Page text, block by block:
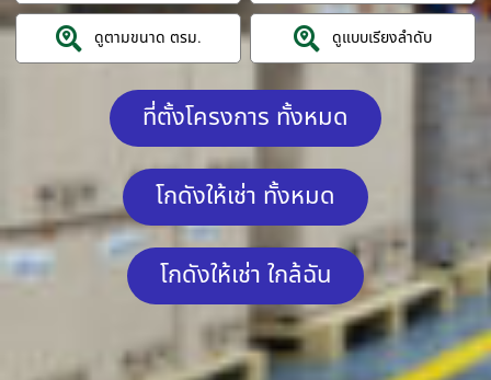
ดูตามขนาด ตรม. ดูแบบเรียงลำดับ
ที่ตั้งโครงการ ทั้งหมด
โกดังให้เช่า ทั้งหมด
โกดังให้เช่า ใกล้ฉัน